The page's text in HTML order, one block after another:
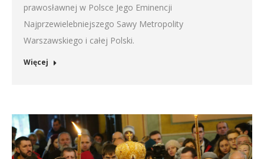
prawosławnej w Polsce Jego Eminencji
Najprzewielebniejszego Sawy Metropolity
Warszawskiego i całej Polski.
Więcej